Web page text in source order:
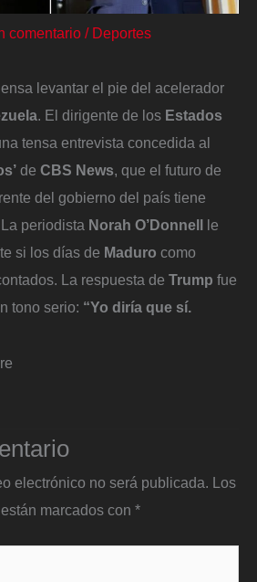
comentario / Deportes
levantar el pie del acelerador
. El dirigente de los Estados
tensa entrevista concedida al
de CBS News, que el futuro de
del gobierno del país tiene
periodista Norah O’Donnell le
si los días de Maduro como
La respuesta de Trump fue
tono serio: “Yo diría que sí.
electrónico no será publicada. Los
marcados con *